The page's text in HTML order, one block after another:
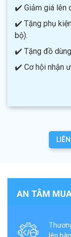
✔️ Giảm giá lên
✔️ Tặng phụ
bộ).
✔️ Tặng đồ
✔️ Cơ hội nhận
AN TÂM